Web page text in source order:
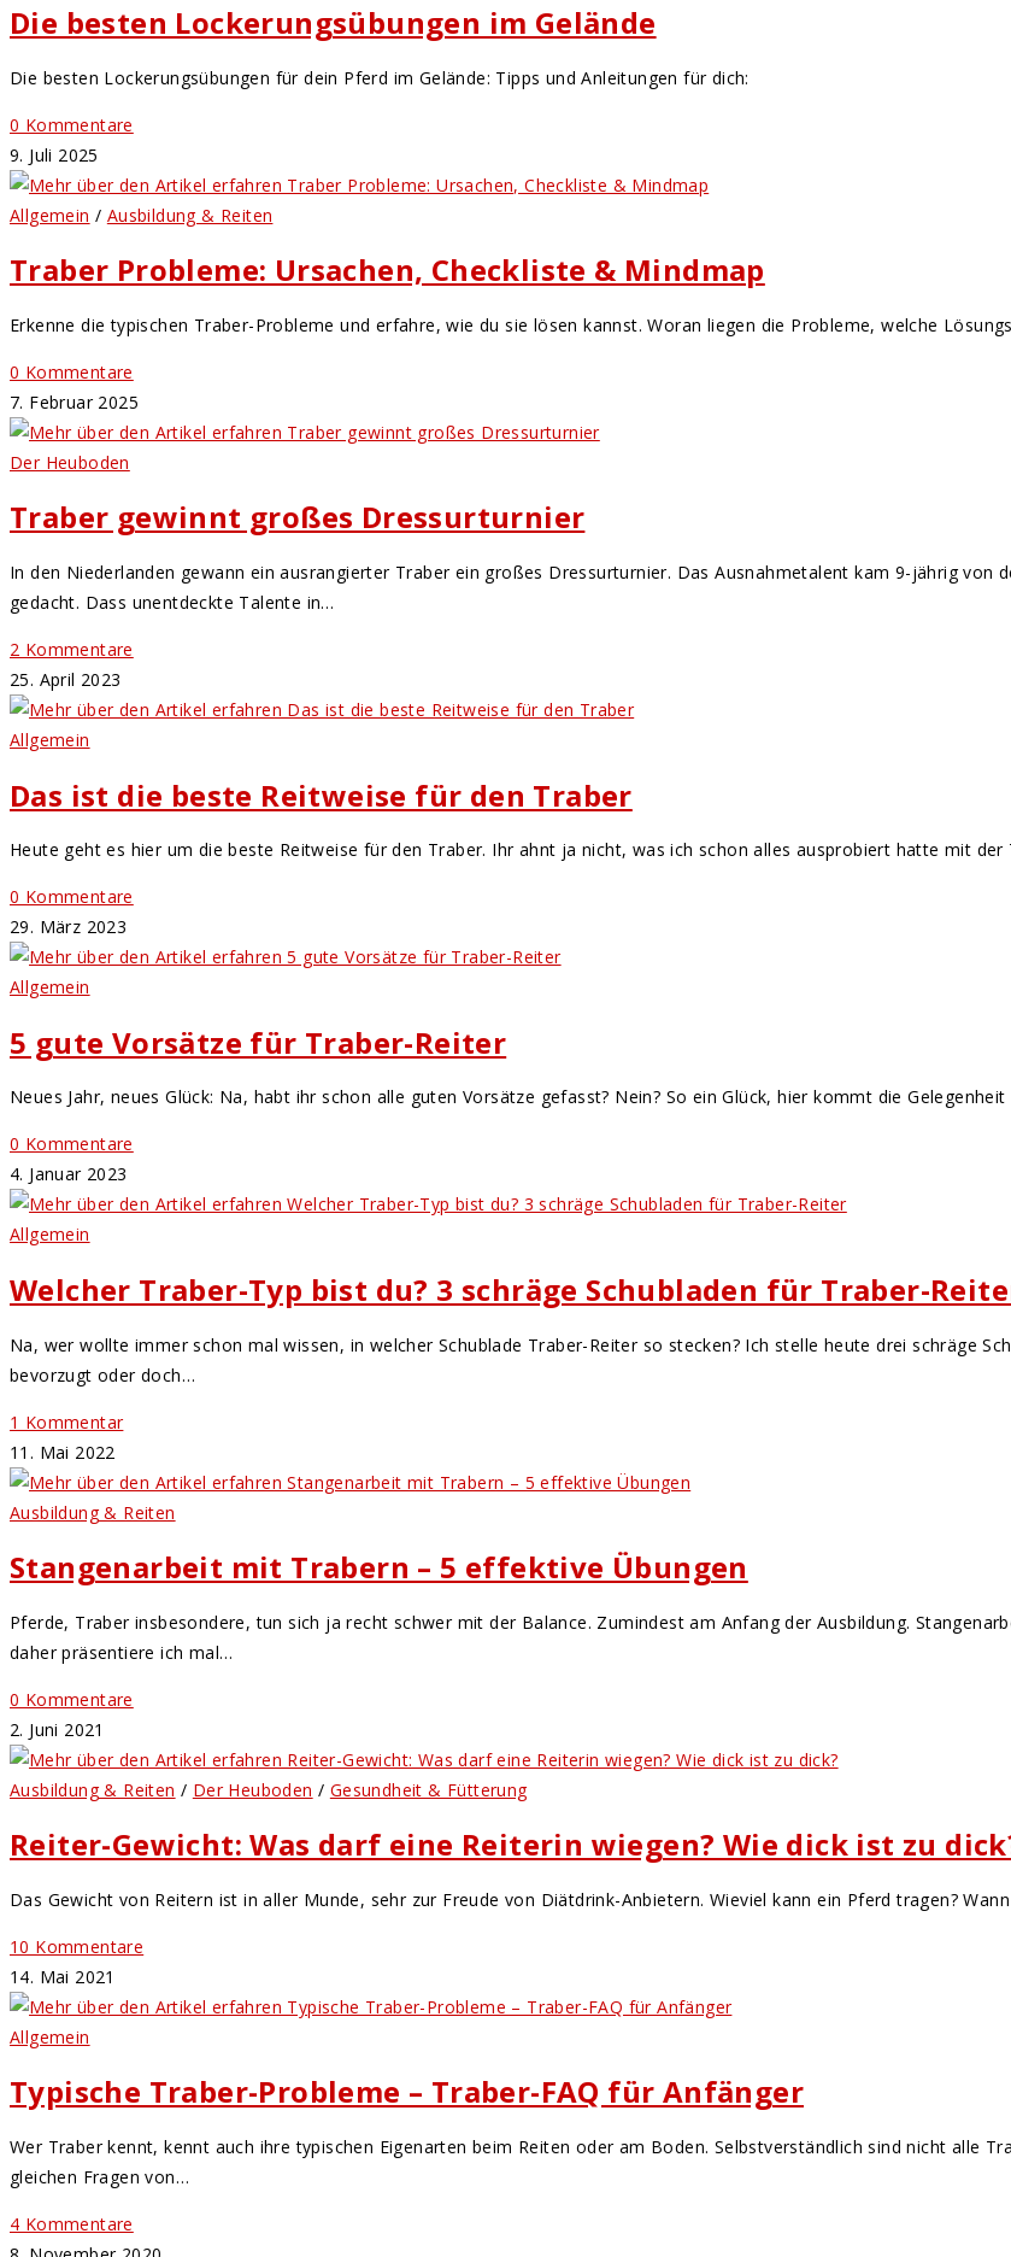
Die besten Lockerungsübungen im Gelände
Die besten Lockerungsübungen für dein Pferd im Gelände: Tipps und Anleitungen für dich:
0 Kommentare
9. Juli 2025
Allgemein / Ausbildung & Reiten
Traber Probleme: Ursachen, Checkliste & Mindmap
Erkenne die typischen Traber-Probleme und erfahre, wie du sie lösen kannst. Woran liegen die Probleme, welche
0 Kommentare
7. Februar 2025
Der Heuboden
Traber gewinnt großes Dressurturnier
In den Niederlanden gewann ein ausrangierter Traber ein großes Dressurturnier. Das Ausnahmetalent kam 9-jährig von
gedacht. Dass unentdeckte Talente in…
2 Kommentare
25. April 2023
Allgemein
Das ist die beste Reitweise für den Traber
Heute geht es hier um die beste Reitweise für den Traber. Ihr ahnt ja nicht, was ich schon alles ausprobiert hatte mit
0 Kommentare
29. März 2023
Allgemein
5 gute Vorsätze für Traber-Reiter
Neues Jahr, neues Glück: Na, habt ihr schon alle guten Vorsätze gefasst? Nein? So ein Glück, hier kommt die
0 Kommentare
4. Januar 2023
Allgemein
Welcher Traber-Typ bist du? 3 schräge Schubladen für Traber-
Na, wer wollte immer schon mal wissen, in welcher Schublade Traber-Reiter so stecken? Ich stelle heute drei schräge
bevorzugt oder doch…
1 Kommentar
11. Mai 2022
Ausbildung & Reiten
Stangenarbeit mit Trabern – 5 effektive Übungen
Pferde, Traber insbesondere, tun sich ja recht schwer mit der Balance. Zumindest am Anfang der Ausbildung.
daher präsentiere ich mal…
0 Kommentare
2. Juni 2021
Ausbildung & Reiten / Der Heuboden / Gesundheit & Fütterung
Reiter-Gewicht: Was darf eine Reiterin wiegen? Wie dick ist zu
Das Gewicht von Reitern ist in aller Munde, sehr zur Freude von Diätdrink-Anbietern. Wieviel kann ein Pferd tragen?
10 Kommentare
14. Mai 2021
Allgemein
Typische Traber-Probleme – Traber-FAQ für Anfänger
Wer Traber kennt, kennt auch ihre typischen Eigenarten beim Reiten oder am Boden. Selbstverständlich sind nicht alle
gleichen Fragen von…
4 Kommentare